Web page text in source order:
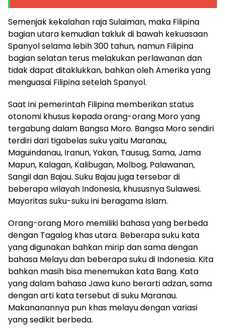
Semenjak kekalahan raja Sulaiman, maka Filipina
bagian utara kemudian takluk di bawah kekuasaan
Spanyol selama lebih 300 tahun, namun Filipina
bagian selatan terus melakukan perlawanan dan
tidak dapat ditaklukkan, bahkan oleh Amerika yang
menguasai Filipina setelah Spanyol.
Saat ini pemerintah Filipina memberikan status
otonomi khusus kepada orang-orang Moro yang
tergabung dalam Bangsa Moro. Bangsa Moro sendiri
terdiri dari tigabelas suku yaitu Maranau,
Maguindanau, Iranun, Yakan, Tausug, Sama, Jama
Mapun, Kalagan, Kalibugan, Molbog, Palawanan,
Sangil dan Bajau. Suku Bajau juga tersebar di
beberapa wilayah Indonesia, khususnya Sulawesi.
Mayoritas suku-suku ini beragama Islam.
Orang-orang Moro memiliki bahasa yang berbeda
dengan Tagalog khas utara. Beberapa suku kata
yang digunakan bahkan mirip dan sama dengan
bahasa Melayu dan beberapa suku di Indonesia. Kita
bahkan masih bisa menemukan kata Bang. Kata
yang dalam bahasa Jawa kuno berarti adzan, sama
dengan arti kata tersebut di suku Maranau.
Makananannya pun khas melayu dengan variasi
yang sedikit berbeda.